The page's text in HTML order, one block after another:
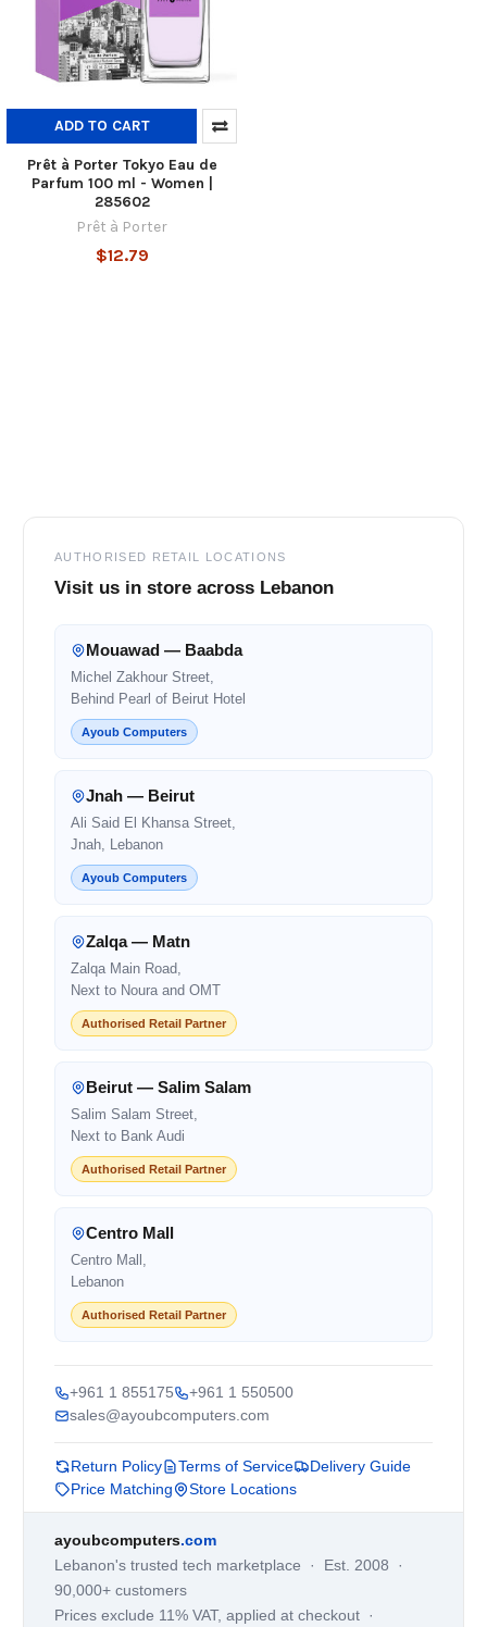
ADD TO CART
Prêt à Porter Tokyo Eau de
Parfum 100 ml - Women |
285602
Prêt à Porter
$12.79
AUTHORISED RETAIL LOCATIONS
Visit us in store across Lebanon
Mouawad — Baabda
Michel Zakhour Street,
Behind Pearl of Beirut Hotel
Ayoub Computers
Jnah — Beirut
Ali Said El Khansa Street,
Jnah, Lebanon
Ayoub Computers
Zalqa — Matn
Zalqa Main Road,
Next to Noura and OMT
Authorised Retail Partner
Beirut — Salim Salam
Salim Salam Street,
Next to Bank Audi
Authorised Retail Partner
Centro Mall
Centro Mall,
Lebanon
Authorised Retail Partner
+961 1 855175
+961 1 550500
sales@ayoubcomputers.com
Return Policy Terms of Service
Delivery Guide
Price Matching
Store Locations
ayoubcomputers.com
Lebanon's trusted tech marketplace · Est. 2008 ·
90,000+ customers
Prices exclude 11% VAT, applied at checkout ·